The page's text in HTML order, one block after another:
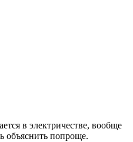
в электричестве, вообще
объяснить попроще.